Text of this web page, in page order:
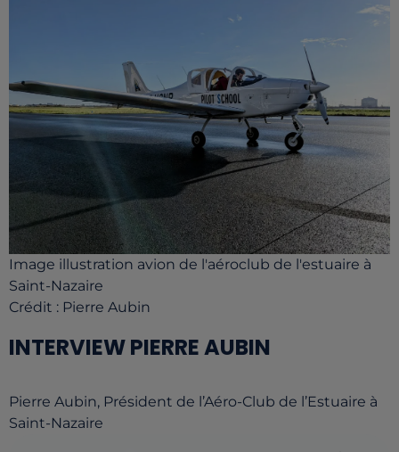
Image illustration avion de l'aéroclub de l'estuaire à
Saint-Nazaire
Crédit : Pierre Aubin
INTERVIEW PIERRE AUBIN
Pierre Aubin, Président de l’Aéro-Club de l’Estuaire à
Saint-Nazaire